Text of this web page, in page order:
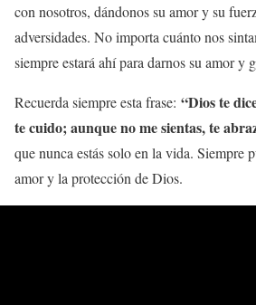
con nosotros, dándonos su amor y su
adversidades. No importa cuánto nos
siempre estará ahí para darnos su amor y
Recuerda siempre esta frase: “Dios te
te cuido; aunque no me sientas, te
que nunca estás solo en la vida. Siempre
amor y la protección de Dios.